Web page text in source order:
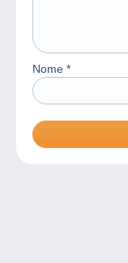
Nome *